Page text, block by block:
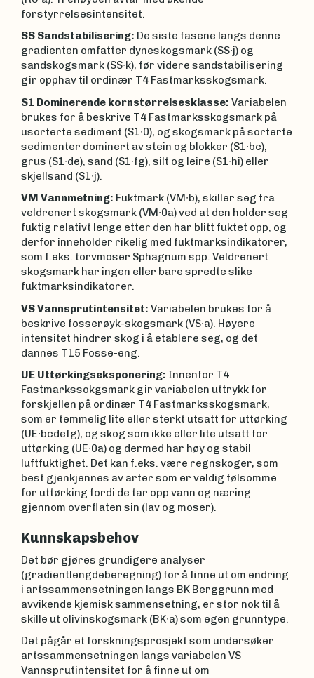
forstyrrelsesintensitet.
SS Sandstabilisering: De siste fasene langs denne
gradienten omfatter dyneskogsmark (SS∙j) og
sandskogsmark (SS∙k), før videre sandstabilisering
gir opphav til ordinær T4 Fastmarksskogsmark.
S1 Dominerende kornstørrelsesklasse: Variabelen
brukes for å beskrive T4 Fastmarksskogsmark på
usorterte sediment (S1∙0), og skogsmark på sorterte
sedimenter dominert av stein og blokker (S1∙bc),
grus (S1∙de), sand (S1∙fg), silt og leire (S1∙hi) eller
skjellsand (S1∙j).
VM Vannmetning: Fuktmark (VM∙b), skiller seg fra
veldrenert skogsmark (VM∙0a) ved at den holder seg
fuktig relativt lenge etter den har blitt fuktet opp, og
derfor inneholder rikelig med fuktmarksindikatorer,
som f.eks. torvmoser Sphagnum spp. Veldrenert
skogsmark har ingen eller bare spredte slike
fuktmarksindikatorer.
VS Vannsprutintensitet: Variabelen brukes for å
beskrive fosserøyk-skogsmark (VS∙a). Høyere
intensitet hindrer skog i å etablere seg, og det
dannes T15 Fosse-eng.
UE Uttørkingseksponering: Innenfor T4
Fastmarkssokgsmark gir variabelen uttrykk for
forskjellen på ordinær T4 Fastmarksskogsmark,
som er temmelig lite eller sterkt utsatt for uttørking
(UE∙bcdefg), og skog som ikke eller lite utsatt for
uttørking (UE∙0a) og dermed har høy og stabil
luftfuktighet. Det kan f.eks. være regnskoger, som
best gjenkjennes av arter som er veldig følsomme
for uttørking fordi de tar opp vann og næring
gjennom overflaten sin (lav og moser).
Kunnskapsbehov
Det bør gjøres grundigere analyser
(gradientlengdeberegning) for å finne ut om endring
i artssammensetningen langs BK Berggrunn med
avvikende kjemisk sammensetning, er stor nok til å
skille ut olivinskogsmark (BK∙a) som egen grunntype.
Det pågår et forskningsprosjekt som undersøker
artssammensetningen langs variabelen VS
Vannsprutintensitet for å finne ut om